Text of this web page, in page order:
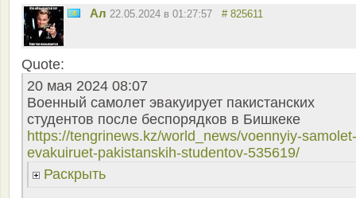
Ал 22.05.2024 в 01:27:57 # 825611
Quote:
20 мая 2024 08:07
Военный самолет эвакуирует пакистанских
студентов после беспорядков в Бишкеке
https://tengrinews.kz/world_news/voennyiy-samolet-
evakuiruet-pakistanskih-studentov-535619/
Раскрыть